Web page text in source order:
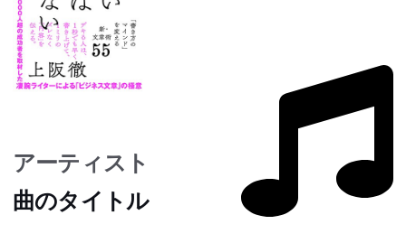
アーティスト
曲のタイトル